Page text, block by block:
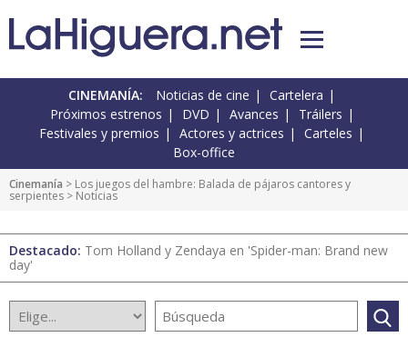
CINEMANÍA: Noticias de cine
Cartelera
Próximos estrenos
DVD Avances
Tráilers
Festivales y premios
Actores y actrices
Carteles
Box-office
Cinemanía > Los juegos del hambre: Balada de pájaros cantores y
serpientes > Noticias
Destacado: Tom Holland y Zendaya en 'Spider-man: Brand new
day'